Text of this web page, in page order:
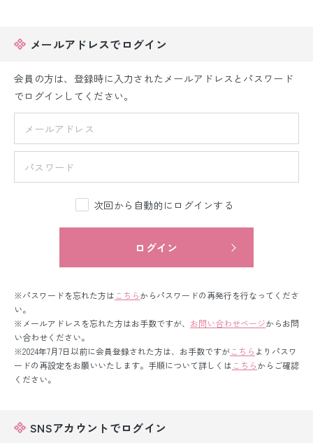
ベビー着物レンタル
ジュニア着物レンタル
紋付袴レンタル
色打掛&紋付袴レンタル
白無垢&紋付袴レンタル
引き振袖レンタル
メールアドレスでログイン
会員の方は、登録時に入力されたメールアドレスとパスワード
でログインしてください。
次回から自動的にログインする
ログイン
※パスワードを忘れた方は こちらからパスワードの再発行を行なってくださ
い。
※メールアドレスを忘れた方はお手数ですが、 お問い合わせページからお問
い合わせください。
※2024年7月7日以前に会員登録された方は、お手数ですがこちら よりパスワ
ードの再設定をお願いいたします。手順について詳しくは こちらからご確認
ください。
SNSアカウントでログイン